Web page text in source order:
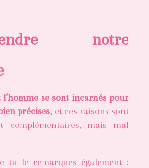
notre
l’homme se sont incarnés pour
précises, et ces raisons sont
complémentaires, mais mal
tu le remarques également :